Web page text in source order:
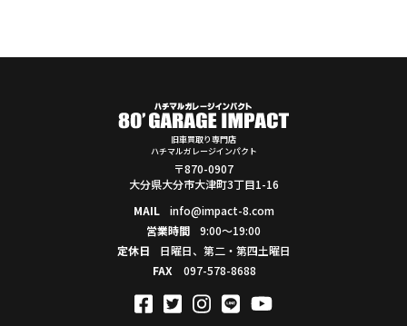
旧車買取り専門店
ハチマルガレージインパクト
〒870-0907
大分県大分市大津町3丁目1-16
MAIL
info@impact-8.com
営業時間
9:00～19:00
定休日
日曜日、第二・第四土曜日
FAX
097-578-8688